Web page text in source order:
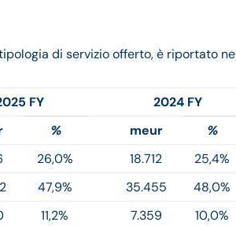
di servizio offerto, è riportato
FY 2024 FY
% meur %
26,0% 18.712 25,4%
47,9% 35.455 48,0%
11,2% 7.359 10,0%